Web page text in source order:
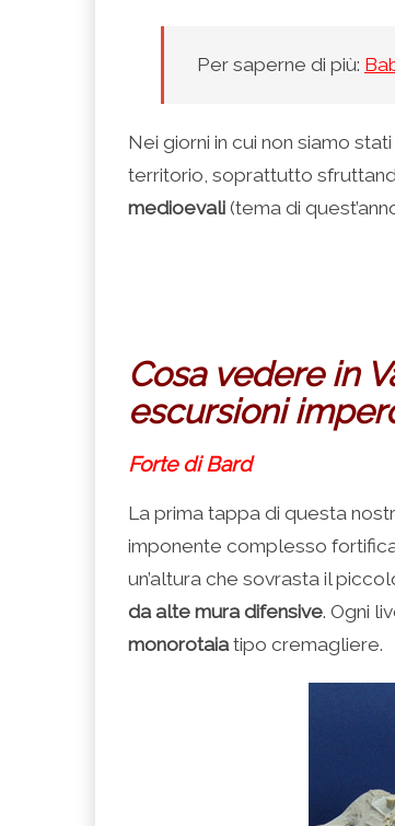
Per saperne di più:
Nei giorni in cui non siamo
territorio, soprattutto
medioevali (tema di
Cosa vedere in
escursioni
Forte di Bard
La prima tappa di questa
imponente complesso
un’altura che sovrasta il
da alte mura difensive. Ogni
monorotaiatipo cremagliere.